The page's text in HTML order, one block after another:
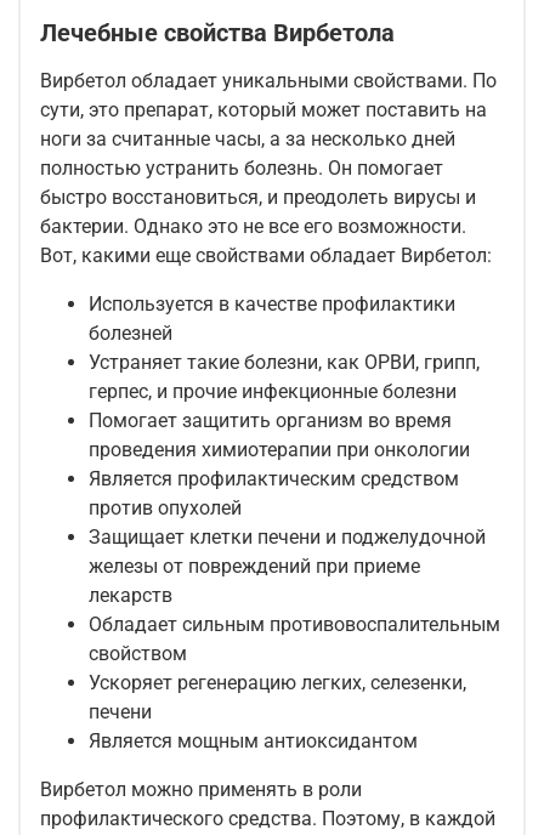
Лечебные свойства Вирбетола
Вирбетол обладает уникальными свойствами. По
сути, это препарат, который может поставить на
ноги за считанные часы, а за несколько дней
полностью устранить болезнь. Он помогает
быстро восстановиться, и преодолеть вирусы и
бактерии. Однако это не все его возможности.
Вот, какими еще свойствами обладает Вирбетол:
Используется в качестве профилактики
болезней
Устраняет такие болезни, как ОРВИ, грипп,
герпес, и прочие инфекционные болезни
Помогает защитить организм во время
проведения химиотерапии при онкологии
Является профилактическим средством
против опухолей
Защищает клетки печени и поджелудочной
железы от повреждений при приеме
лекарств
Обладает сильным противовоспалительным
свойством
Ускоряет регенерацию легких, селезенки,
печени
Является мощным антиоксидантом
Вирбетол можно применять в роли
профилактического средства. Поэтому, в каждой